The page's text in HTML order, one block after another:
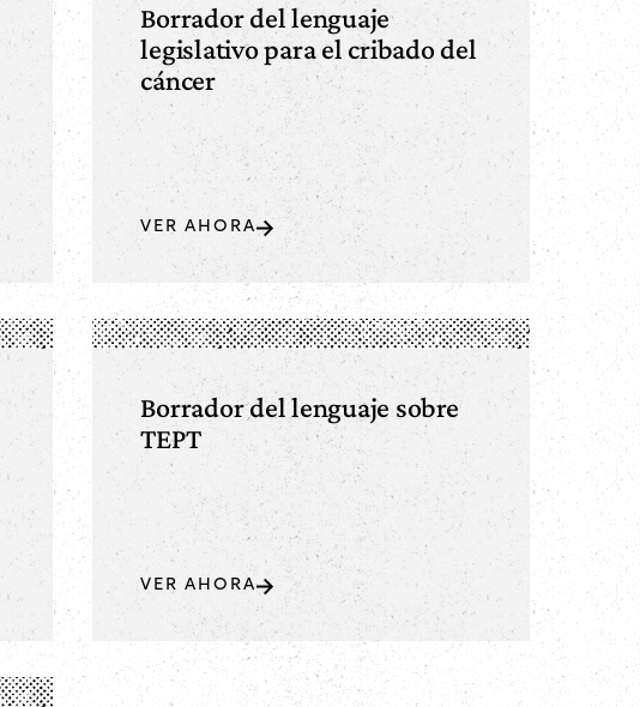
Borrador del lenguaje
legislativo para el cribado del
cáncer
VER AHORA
Borrador del lenguaje sobre
TEPT
VER AHORA